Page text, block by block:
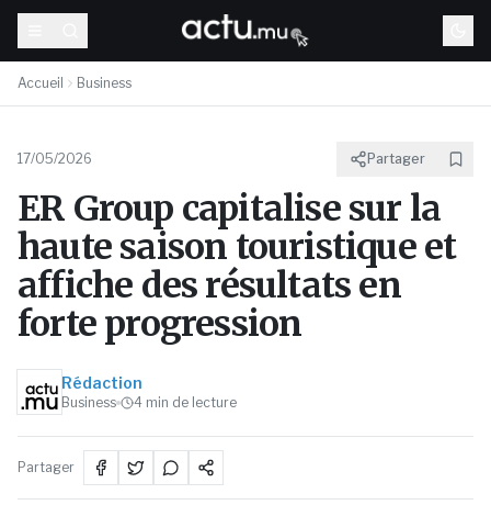
Accueil Business
17/05/2026 Partager
ER Group capitalise sur la
haute saison touristique et
affiche des résultats en
forte progression
Rédaction
Business 4 min de lecture
Partager